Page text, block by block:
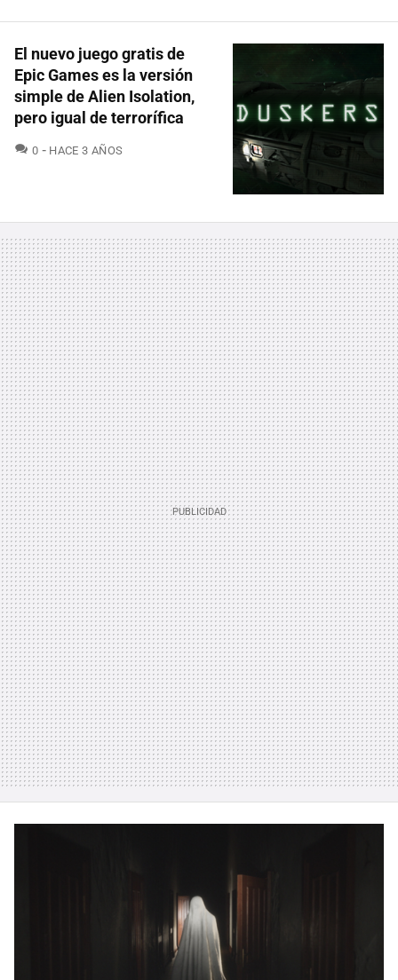
El nuevo juego gratis de
Epic Games es la versión
simple de Alien Isolation,
pero igual de terrorífica
0 COMENTARIOS
HACE 3 AÑOS